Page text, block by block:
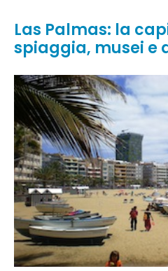
Las Palmas: la
spiaggia, musei e